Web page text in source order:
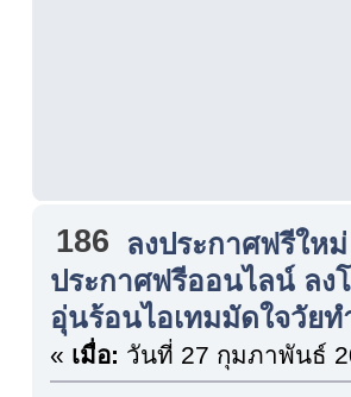
186
ลงประกาศฟรีให
ประกาศฟรีออนไลน์ ล
อุ่นร้อนไอเทมมัดใจวัยท
« เมื่อ: วันที่ 27 กุมภาพันธ์